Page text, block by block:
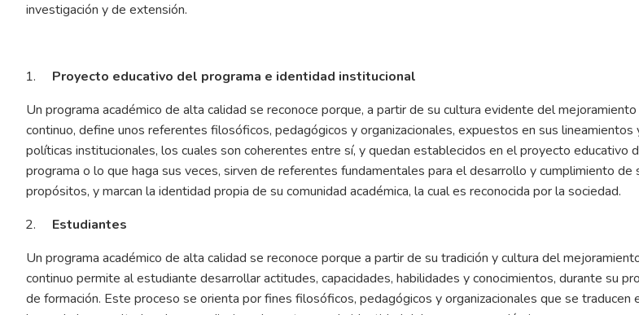
investigación y de extensión.
Proyecto educativo del programa e identidad institucional
Un programa académico de alta calidad se reconoce porque, a partir de su cultura evidente del mejoramiento
continuo, define unos referentes filosóficos, pedagógicos y organizacionales, expuestos en sus lineamientos
políticas institucionales, los cuales son coherentes entre sí, y quedan establecidos en el proyecto educativo
programa o lo que haga sus veces, sirven de referentes fundamentales para el desarrollo y cumplimiento de
propósitos, y marcan la identidad propia de su comunidad académica, la cual es reconocida por la sociedad.
Estudiantes
Un programa académico de alta calidad se reconoce porque a partir de su tradición y cultura del
continuo permite al estudiante desarrollar actitudes, capacidades, habilidades y conocimientos, durante su
de formación. Este proceso se orienta por fines filosóficos, pedagógicos y organizacionales que se traducen